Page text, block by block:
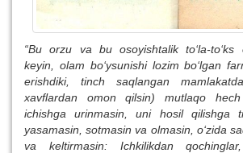
“Bu orzu va bu osoyishtalik to‘la-to‘ks
keyin, olam bo‘ysunishi lozim bo‘lgan
erishdiki, tinch saqlangan
xavflardan omon qilsin) mutlaqo
ichishga urinmasin, uni hosil qilishga
yasamasin, sotmasin va olmasin, o‘zida
va keltirmasin: Ichkilikdan